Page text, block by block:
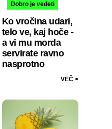
Dobro je vedeti
Ko vročina udari,
telo ve, kaj hoče -
a vi mu morda
servirate ravno
nasprotno
VEČ >